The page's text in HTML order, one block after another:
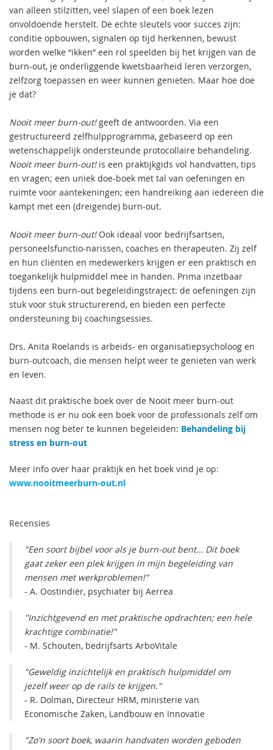
van alleen stilzitten, veel slapen of een boek lezen
onvoldoende herstelt. De echte sleutels voor succes zijn:
conditie opbouwen, signalen op tijd herkennen, bewust
worden welke “ikken” een rol speelden bij het krijgen van de
burn-out, je onderliggende kwetsbaarheid leren verzorgen,
zelfzorg toepassen en weer kunnen genieten. Maar hoe doe
je dat?
Nooit meer burn-out!geeft de antwoorden. Via een
gestructureerd zelfhulpprogramma, gebaseerd op een
wetenschappelijk ondersteunde protocollaire behandeling.
Nooit meer burn-out!is een praktijkgids vol handvatten, tips
en vragen; een uniek doe-boek met tal van oefeningen en
ruimte voor aantekeningen; een handreiking aan iedereen die
kampt met een (dreigende) burn-out.
Nooit meer burn-out!Ook ideaal voor bedrijfsartsen,
personeelsfunctio-narissen, coaches en therapeuten. Zij zelf
en hun cliënten en medewerkers krijgen er een praktisch en
toegankelijk hulpmiddel mee in handen. Prima inzetbaar
tijdens een burn-out begeleidingstraject: de oefeningen zijn
stuk voor stuk structurerend, en bieden een perfecte
ondersteuning bij coachingsessies.
Drs. Anita Roelands is arbeids- en organisatiepsycholoog en
burn-outcoach, die mensen helpt weer te genieten van werk
en leven.
Naast dit praktische boek over de Nooit meer burn-out
methode is er nu ook een boek voor de professionals zelf om
mensen nog beter te kunnen begeleiden: Behandeling bij
stress en burn-out
Meer info over haar praktijk en het boek vind je op:
www.nooitmeerburn-out.nl
Recensies
"Een soort bijbel voor als je burn-out bent… Dit boek
gaat zeker een plek krijgen in mijn begeleiding van
mensen met werkproblemen!"
- A. Oostindiër, psychiater bij Aerrea
"Inzichtgevend en met praktische opdrachten; een hele
krachtige combinatie!"
- M. Schouten, bedrijfsarts ArboVitale
"Geweldig inzichtelijk en praktisch hulpmiddel om
jezelf weer op de rails te krijgen."
- R. Dolman, Directeur HRM, ministerie van
Economische Zaken, Landbouw en Innovatie
"Zo'n soort boek, waarin handvaten worden geboden